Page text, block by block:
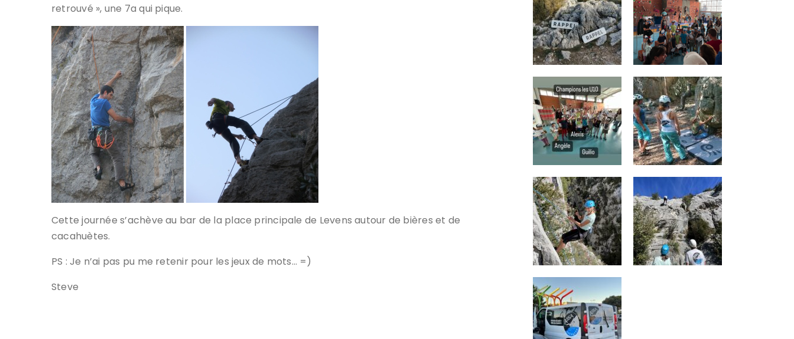
retrouvé », une 7a qui pique.
Cette journée s’achève au bar de la place principale de Levens autour de bières et de
cacahuètes.
PS : Je n’ai pas pu me retenir pour les jeux de mots… =)
Steve